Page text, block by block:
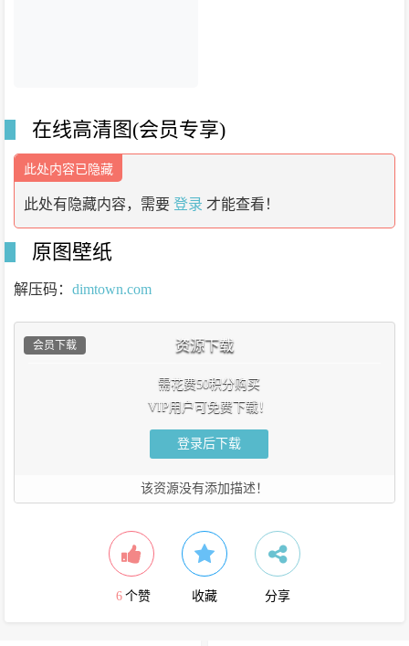
在线高清图(会员专享)
此处内容已隐藏
此处有隐藏内容，需要 登录 才能查看！
原图壁纸
解压码： dimtown.com
资源下载
会员下载
需花费50积分购买
VIP用户可免费下载！
登录后下载
该资源没有添加描述！
6 个赞 收藏 分享